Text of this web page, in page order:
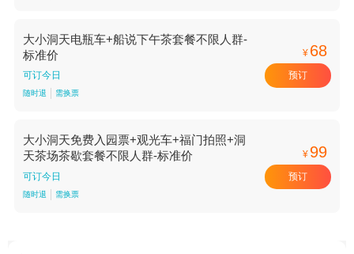
大小洞天电瓶车+船说下午茶套餐不限人群-
标准价
可订今日
随时退 需换票
¥ 68
预订
大小洞天免费入园票+观光车+福门拍照+洞
天茶场茶歇套餐不限人群-标准价
可订今日
随时退 需换票
¥ 99
预订